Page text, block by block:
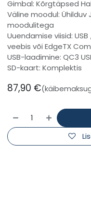
Gimbal: Kõrgtäpsed
Väline moodul: Ühilduv
moodulitega
Uuendamise viisid:
veebis või EdgeTX
USB-laadimine: QC3
SD-kaart: Komplektis
87,90 €